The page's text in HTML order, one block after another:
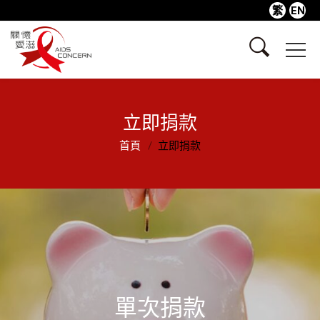
繁 EN
立即捐款
首頁 立即捐款
單次捐款